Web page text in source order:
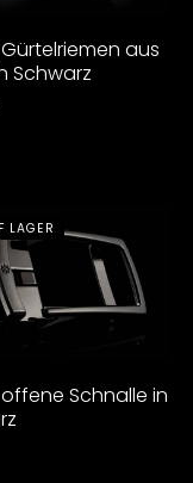
aus
Schwarz
LAGER
Schnalle in